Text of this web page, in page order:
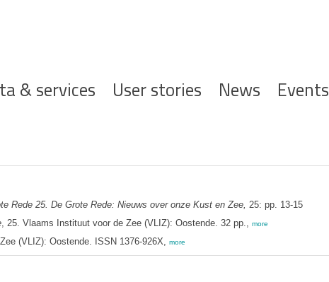
& services User stories News Events
Rede 25. De Grote Rede: Nieuws over onze Kust en Zee, 25: pp. 13-15
, 25. Vlaams Instituut voor de Zee (VLIZ): Oostende. 32 pp., more
(VLIZ): Oostende. ISSN 1376-926X, more